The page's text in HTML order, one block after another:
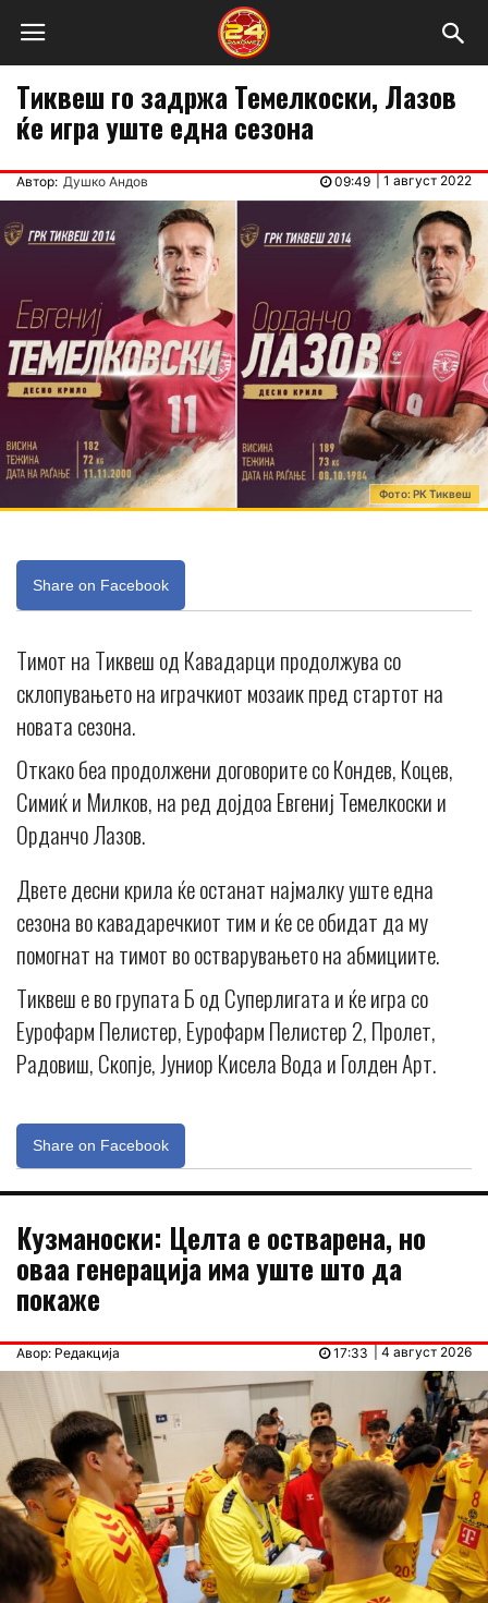
Тиквеш го задржа Темелкоски, Лазов
ќе игра уште една сезона
Автор: Душко Андов 1 август 2022
09:49
Фото: РК Тиквеш
Share on Facebook
Тимот на Тиквеш од Кавадарци продолжува со
склопувањето на играчкиот мозаик пред стартот на
новата сезона.
Откако беа продолжени договорите со Кондев, Коцев,
Симиќ и Милков, на ред дојдоа Евгениј Темелкоски и
Орданчо Лазов.
Двете десни крила ќе останат најмалку уште една
сезона во кавадаречкиот тим и ќе се обидат да му
помогнат на тимот во остварувањето на абмициите.
Тиквеш е во групата Б од Суперлигата и ќе игра со
Еурофарм Пелистер, Еурофарм Пелистер 2, Пролет,
Радовиш, Скопје, Јуниор Кисела Вода и Голден Арт.
Share on Facebook
Кузманоски: Целта е остварена, но
оваа генерација има уште што да
покаже
Авор: Редакција | 4 август 2026
17:33